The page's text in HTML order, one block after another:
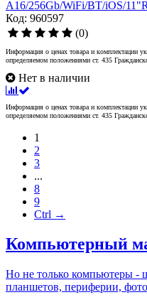
A16/256Gb/WiFi/BT/iOS/
Код: 960597
(0)
Информация о ценах товара и комплектации
определяемом положениями ст. 435
Нет в наличии
Информация о ценах товара и комплектации
определяемом положениями ст. 435
1
2
3
...
8
9
Ctrl →
Компьютерный
Но не только компьютеры -
планшетов, периферии,